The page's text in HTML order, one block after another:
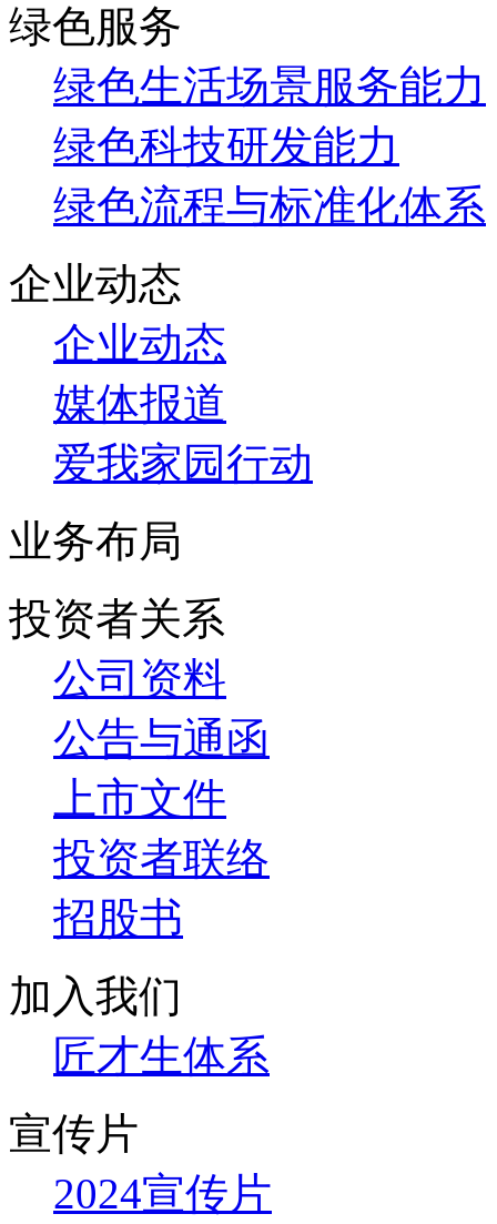
绿色服务
绿色生活场景服务能力
绿色科技研发能力
绿色流程与标准化体系
企业动态
企业动态
媒体报道
爱我家园行动
业务布局
投资者关系
公司资料
公告与通函
上市文件
投资者联络
招股书
加入我们
匠才生体系
宣传片
2024宣传片